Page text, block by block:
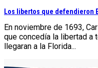
Los libertos que defendieron
En noviembre de 1693,
que concedía la libertad
llegaran a la Florida...